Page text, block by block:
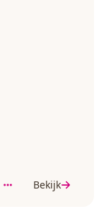
Bekijk